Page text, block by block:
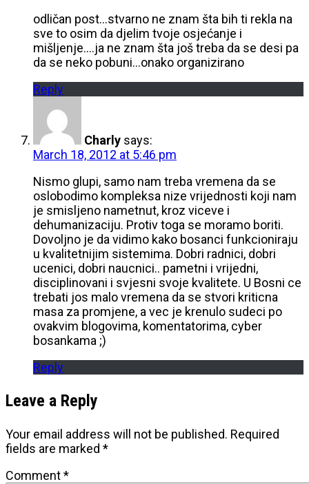
odličan post…stvarno ne znam šta bih ti rekla na
sve to osim da djelim tvoje osjećanje i
mišljenje….ja ne znam šta još treba da se desi pa
da se neko pobuni…onako organizirano
Reply
Charly says:
March 18, 2012 at 5:46 pm
Nismo glupi, samo nam treba vremena da se
oslobodimo kompleksa nize vrijednosti koji nam
je smisljeno nametnut, kroz viceve i
dehumanizaciju. Protiv toga se moramo boriti.
Dovoljno je da vidimo kako bosanci funkcioniraju
u kvalitetnijim sistemima. Dobri radnici, dobri
ucenici, dobri naucnici.. pametni i vrijedni,
disciplinovani i svjesni svoje kvalitete. U Bosni ce
trebati jos malo vremena da se stvori kriticna
masa za promjene, a vec je krenulo sudeci po
ovakvim blogovima, komentatorima, cyber
bosankama ;)
Reply
Leave a Reply
Your email address will not be published. Required
fields are marked *
Comment*